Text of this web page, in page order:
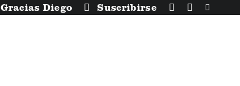
Gracias Diego Suscribirse